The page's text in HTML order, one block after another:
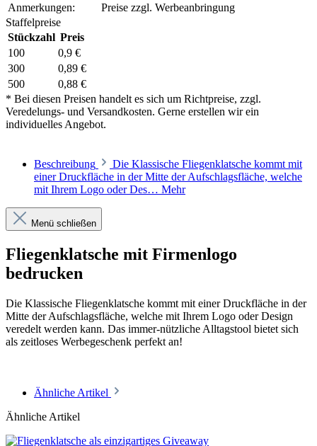
Anmerkungen:
Preise zzgl. Werbeanbringung
Staffelpreise
Stückzahl Preis
100
0,9 €
300
0,89 €
500
0,88 €
* Bei diesen Preisen handelt es sich um Richtpreise, zzgl.
Veredelungs- und Versandkosten. Gerne erstellen wir ein
individuelles Angebot.
Beschreibung
Die Klassische Fliegenklatsche kommt mit
einer Druckfläche in der Mitte der Aufschlagsfläche, welche
mit Ihrem Logo oder Des… Mehr
Menü schließen
Fliegenklatsche mit Firmenlogo
bedrucken
Die Klassische Fliegenklatsche kommt mit einer Druckfläche in der
Mitte der Aufschlagsfläche, welche mit Ihrem Logo oder Design
veredelt werden kann. Das immer-nützliche Alltagstool bietet sich
als zeitloses Werbegeschenk perfekt an!
Ähnliche Artikel
Ähnliche Artikel